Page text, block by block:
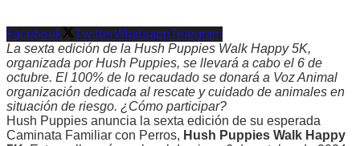
Facebook TwitterWhatsappTelegram
La sexta edición de la Hush Puppies Walk Happy 5K,
organizada por Hush Puppies, se llevará a cabo el 6 de
octubre. El 100% de lo recaudado se donará a Voz Animal
organización dedicada al rescate y cuidado de animales en
situación de riesgo. ¿Cómo participar?
Hush Puppies anuncia la sexta edición de su esperada
Caminata Familiar con Perros, Hush Puppies Walk Happy